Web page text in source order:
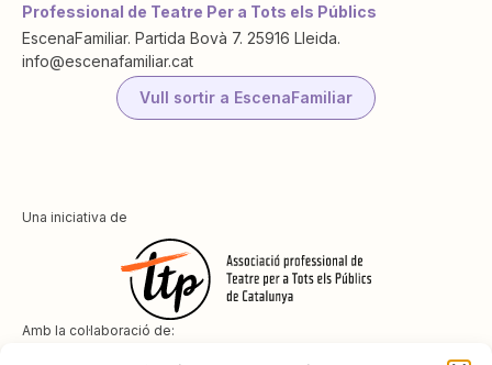
Professional de Teatre Per a Tots els Públics
EscenaFamiliar. Partida Bovà 7. 25916 Lleida.
info@escenafamiliar.cat
Vull sortir a EscenaFamiliar
Una iniciativa de
Amb la col·laboració de: